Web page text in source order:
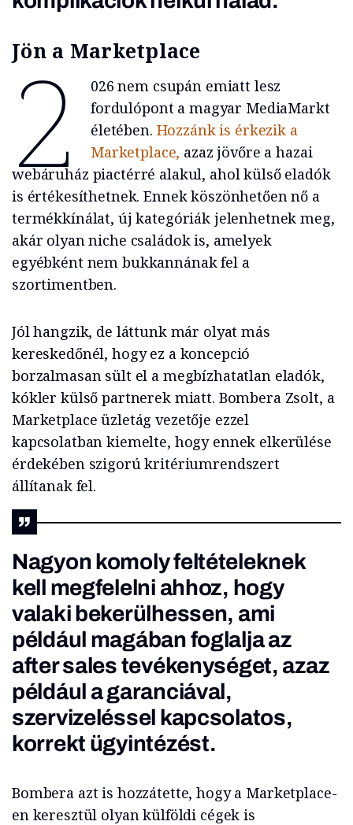
Jön a Marketplace
2
026 nem csupán emiatt lesz
fordulópont a magyar MediaMarkt
életében. Hozzánk is érkezik a
Marketplace, azaz jövőre a hazai
webáruház piactérré alakul, ahol külső eladók
is értékesíthetnek. Ennek köszönhetően nő a
termékkínálat, új kategóriák jelenhetnek meg,
akár olyan niche családok is, amelyek
egyébként nem bukkannának fel a
szortimentben.
Jól hangzik, de láttunk már olyat más
kereskedőnél, hogy ez a koncepció
borzalmasan sült el a megbízhatatlan eladók,
kókler külső partnerek miatt. Bombera Zsolt, a
Marketplace üzletág vezetője ezzel
kapcsolatban kiemelte, hogy ennek elkerülése
érdekében szigorú kritériumrendszert
állítanak fel.
Nagyon komoly feltételeknek
kell megfelelni ahhoz, hogy
valaki bekerülhessen, ami
például magában foglalja az
after sales tevékenységet, azaz
például a garanciával,
szervizeléssel kapcsolatos,
korrekt ügyintézést.
Bombera azt is hozzátette, hogy a Marketplace-
en keresztül olyan külföldi cégek is